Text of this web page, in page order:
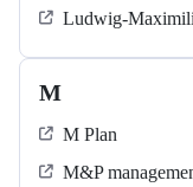
Ludwig-
M
M Plan
M&P